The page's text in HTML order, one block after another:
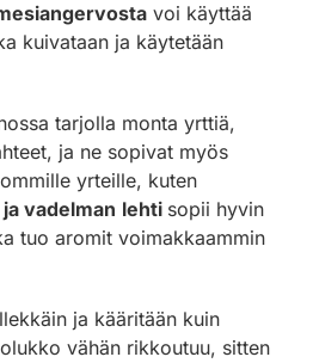
voi käyttää
kuivataan ja käytetään
tarjolla monta yrttiä,
ja ne sopivat myös
yrteille, kuten
vadelman lehti sopii hyvin
tuo aromit voimakkaammin
ja kääritään kuin
vähän rikkoutuu, sitten